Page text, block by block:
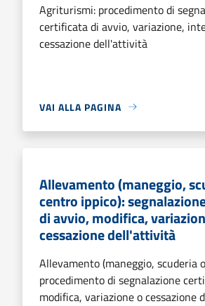
Agriturismi: procedimento di
certificata di avvio, variazione,
cessazione dell'attività
VAI ALLA PAGINA
Allevamento (maneggio,
centro ippico):
di avvio, modifica,
cessazione dell'attività
Allevamento (maneggio, scuderia
procedimento di segnalazione
modifica, variazione o cessazione